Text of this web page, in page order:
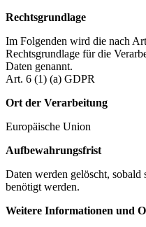
Rechtsgrundlage
Im Folgenden wird die nach
Rechtsgrundlage für die
Daten genannt.
Art. 6 (1) (a) GDPR
Ort der Verarbeitung
Europäische Union
Aufbewahrungsfrist
Daten werden gelöscht,
benötigt werden.
Weitere Informationen und